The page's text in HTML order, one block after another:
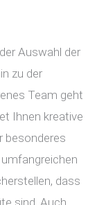
Auswahl der
zu der
Team geht
Ihnen kreative
besonderes
dass